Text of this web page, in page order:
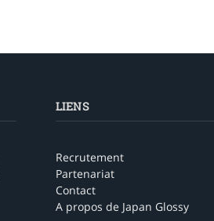
LIENS
Recrutement
Partenariat
Contact
A propos de Japan Glossy